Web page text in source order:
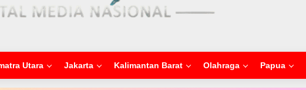
Utara Jakarta Kalimantan Barat Olahraga Papua